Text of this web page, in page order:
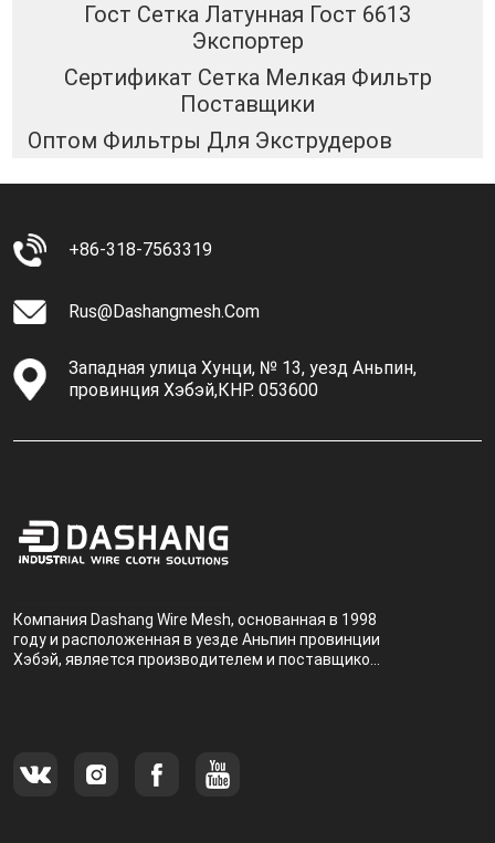
Гост Сетка Латунная Гост 6613
Экспортер
Сертификат Сетка Мелкая Фильтр
Поставщики
Оптом Фильтры Для Экструдеров
+86-318-7563319
Rus@dashangmesh.com
Западная улица Хунци, № 13, уезд Аньпин,
провинция Хэбэй,КНР. 053600
Компания Dashang Wire Mesh, основанная в 1998
году и расположенная в уезде Аньпин провинции
Хэбэй, является производителем и поставщиком,